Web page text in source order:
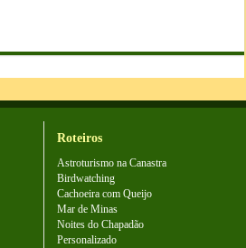
Roteiros
Astroturismo na Canastra
Birdwatching
Cachoeira com Queijo
Mar de Minas
Noites do Chapadão
Personalizado